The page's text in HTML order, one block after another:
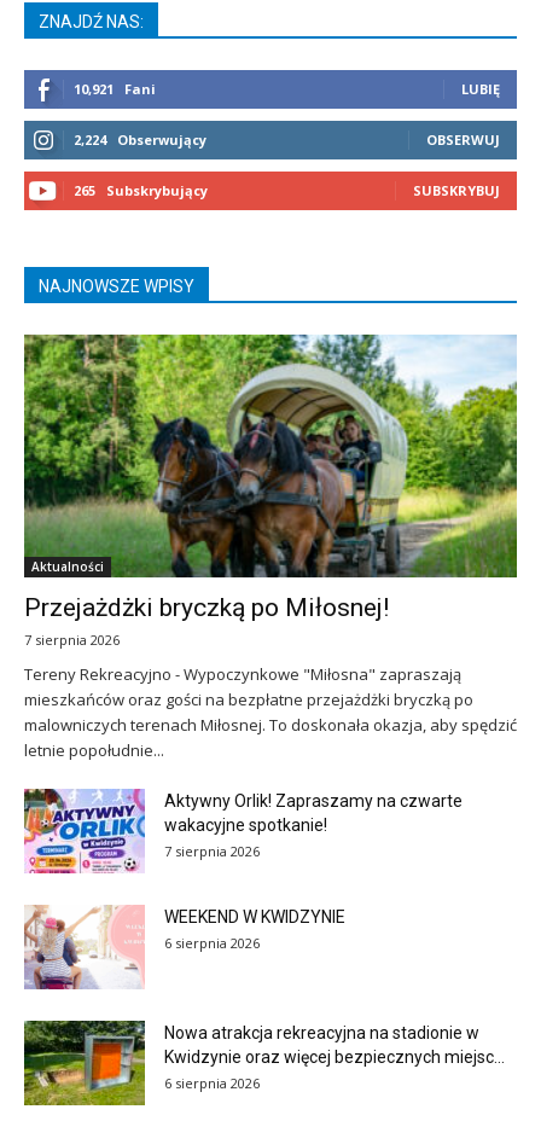
ZNAJDŹ NAS:
10,921 Fani LUBIĘ
2,224 Obserwujący OBSERWUJ
265 Subskrybujący SUBSKRYBUJ
NAJNOWSZE WPISY
Aktualności
Przejażdżki bryczką po Miłosnej!
7 sierpnia 2026
Tereny Rekreacyjno - Wypoczynkowe "Miłosna" zapraszają
mieszkańców oraz gości na bezpłatne przejażdżki bryczką po
malowniczych terenach Miłosnej. To doskonała okazja, aby spędzić
letnie popołudnie...
Aktywny Orlik! Zapraszamy na czwarte
wakacyjne spotkanie!
7 sierpnia 2026
WEEKEND W KWIDZYNIE
6 sierpnia 2026
Nowa atrakcja rekreacyjna na stadionie w
Kwidzynie oraz więcej bezpiecznych miejsc...
6 sierpnia 2026